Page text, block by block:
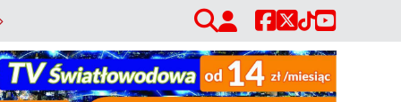
Wzmocni działania ratowników w trudnym terenie. /